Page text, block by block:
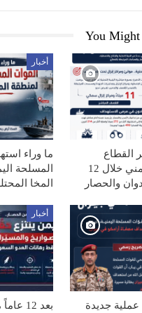
You
القطاع
السمكي اليمني خلال 12
والحصار
أخبار
ما وراء
المسلحة
المخا
عملية جديدة
أخبار
بعد 12